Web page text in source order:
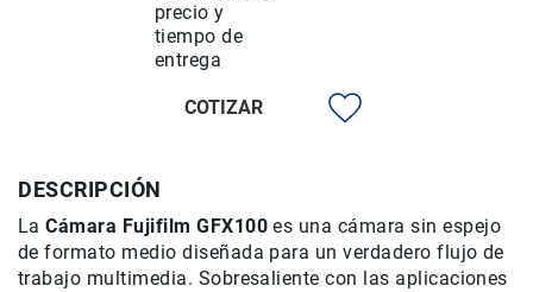
Sistemas
de
intercomunicación
de
Cine
Cinema
precio y
tiempo de
entrega
COTIZAR
DESCRIPCIÓN
LaCámara Fujifilm GFX100 es una cámara sin espejo
de formato medio diseñada para un verdadero flujo de
trabajo multimedia. Sobresaliente con las aplicaciones